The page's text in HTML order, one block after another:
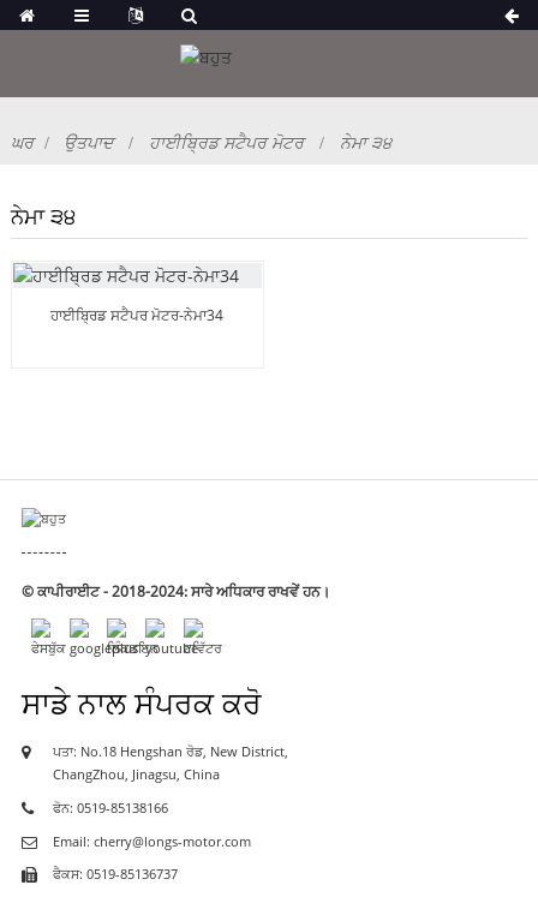
ਘਰ ਉਤਪਾਦ ਹਾਈਬ੍ਰਿਡ ਸਟੈਪਰ ਮੋਟਰ ਨੇਮਾ ੩੪
ਨੇਮਾ ੩੪
ਹਾਈਬ੍ਰਿਡ ਸਟੈਪਰ ਮੋਟਰ-ਨੇਮਾ34
© ਕਾਪੀਰਾਈਟ - 2018-2024: ਸਾਰੇ ਅਧਿਕਾਰ ਰਾਖਵੇਂ ਹਨ।
ਸਾਡੇ ਨਾਲ ਸੰਪਰਕ ਕਰੋ
ਪਤਾ: No.18 Hengshan ਰੋਡ, New District,
ChangZhou, Jinagsu, China
ਫੋਨ: 0519-85138166
Email: cherry@longs-motor.com
ਫੈਕਸ: 0519-85136737